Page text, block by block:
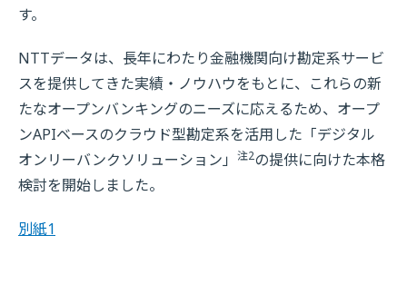
す。
NTTデータは、長年にわたり金融機関向け勘定系サービ
スを提供してきた実績・ノウハウをもとに、これらの新
たなオープンバンキングのニーズに応えるため、オープ
ンAPIベースのクラウド型勘定系を活用した「デジタル
オンリーバンクソリューション」 注2の提供に向けた本格
検討を開始しました。
別紙1